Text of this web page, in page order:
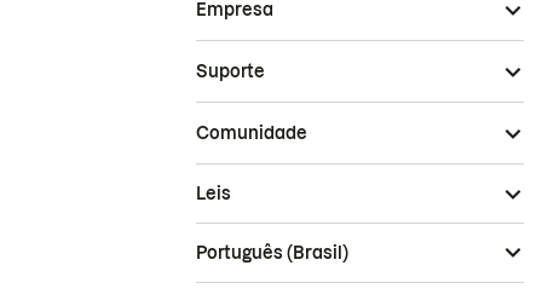
Empresa
Suporte
Comunidade
Leis
Português (Brasil)